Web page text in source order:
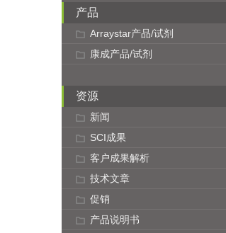
产品
Arraystar产品/试剂
康成产品/试剂
资源
新闻
SCI成果
客户成果解析
技术文章
促销
产品说明书